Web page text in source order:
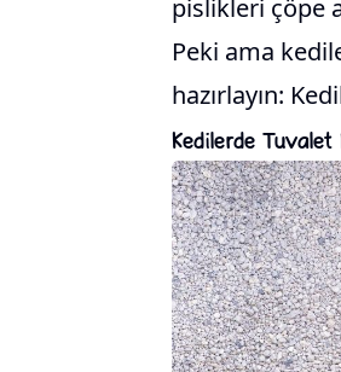
pislikleri çöpe
Peki ama
hazırlayın:
Kedilerde Tuvalet